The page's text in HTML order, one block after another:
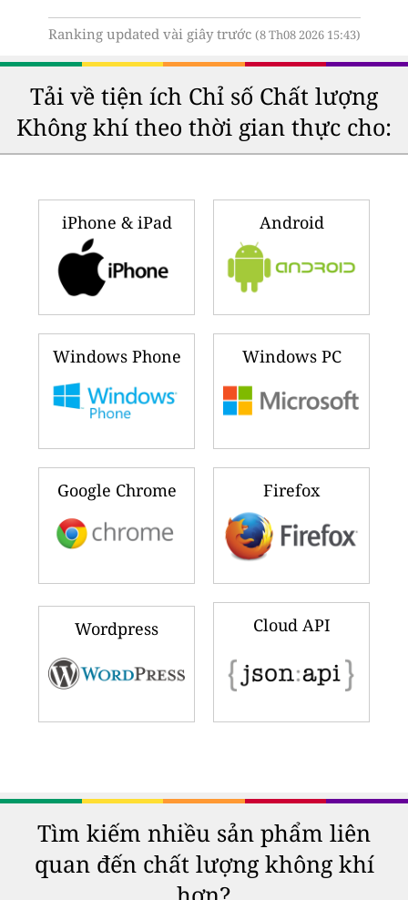
Ranking updated vài giây trước (8 Th08 2026 15:43)
Tải về tiện ích Chỉ số Chất lượng
Không khí theo thời gian thực cho:
iPhone & iPad Android
Windows Phone Windows PC
Google Chrome Firefox
Wordpress Cloud API
Tìm kiếm nhiều sản phẩm liên
quan đến chất lượng không khí